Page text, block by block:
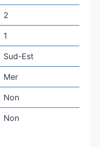
2
1
Sud-Est
Mer
Non
Non